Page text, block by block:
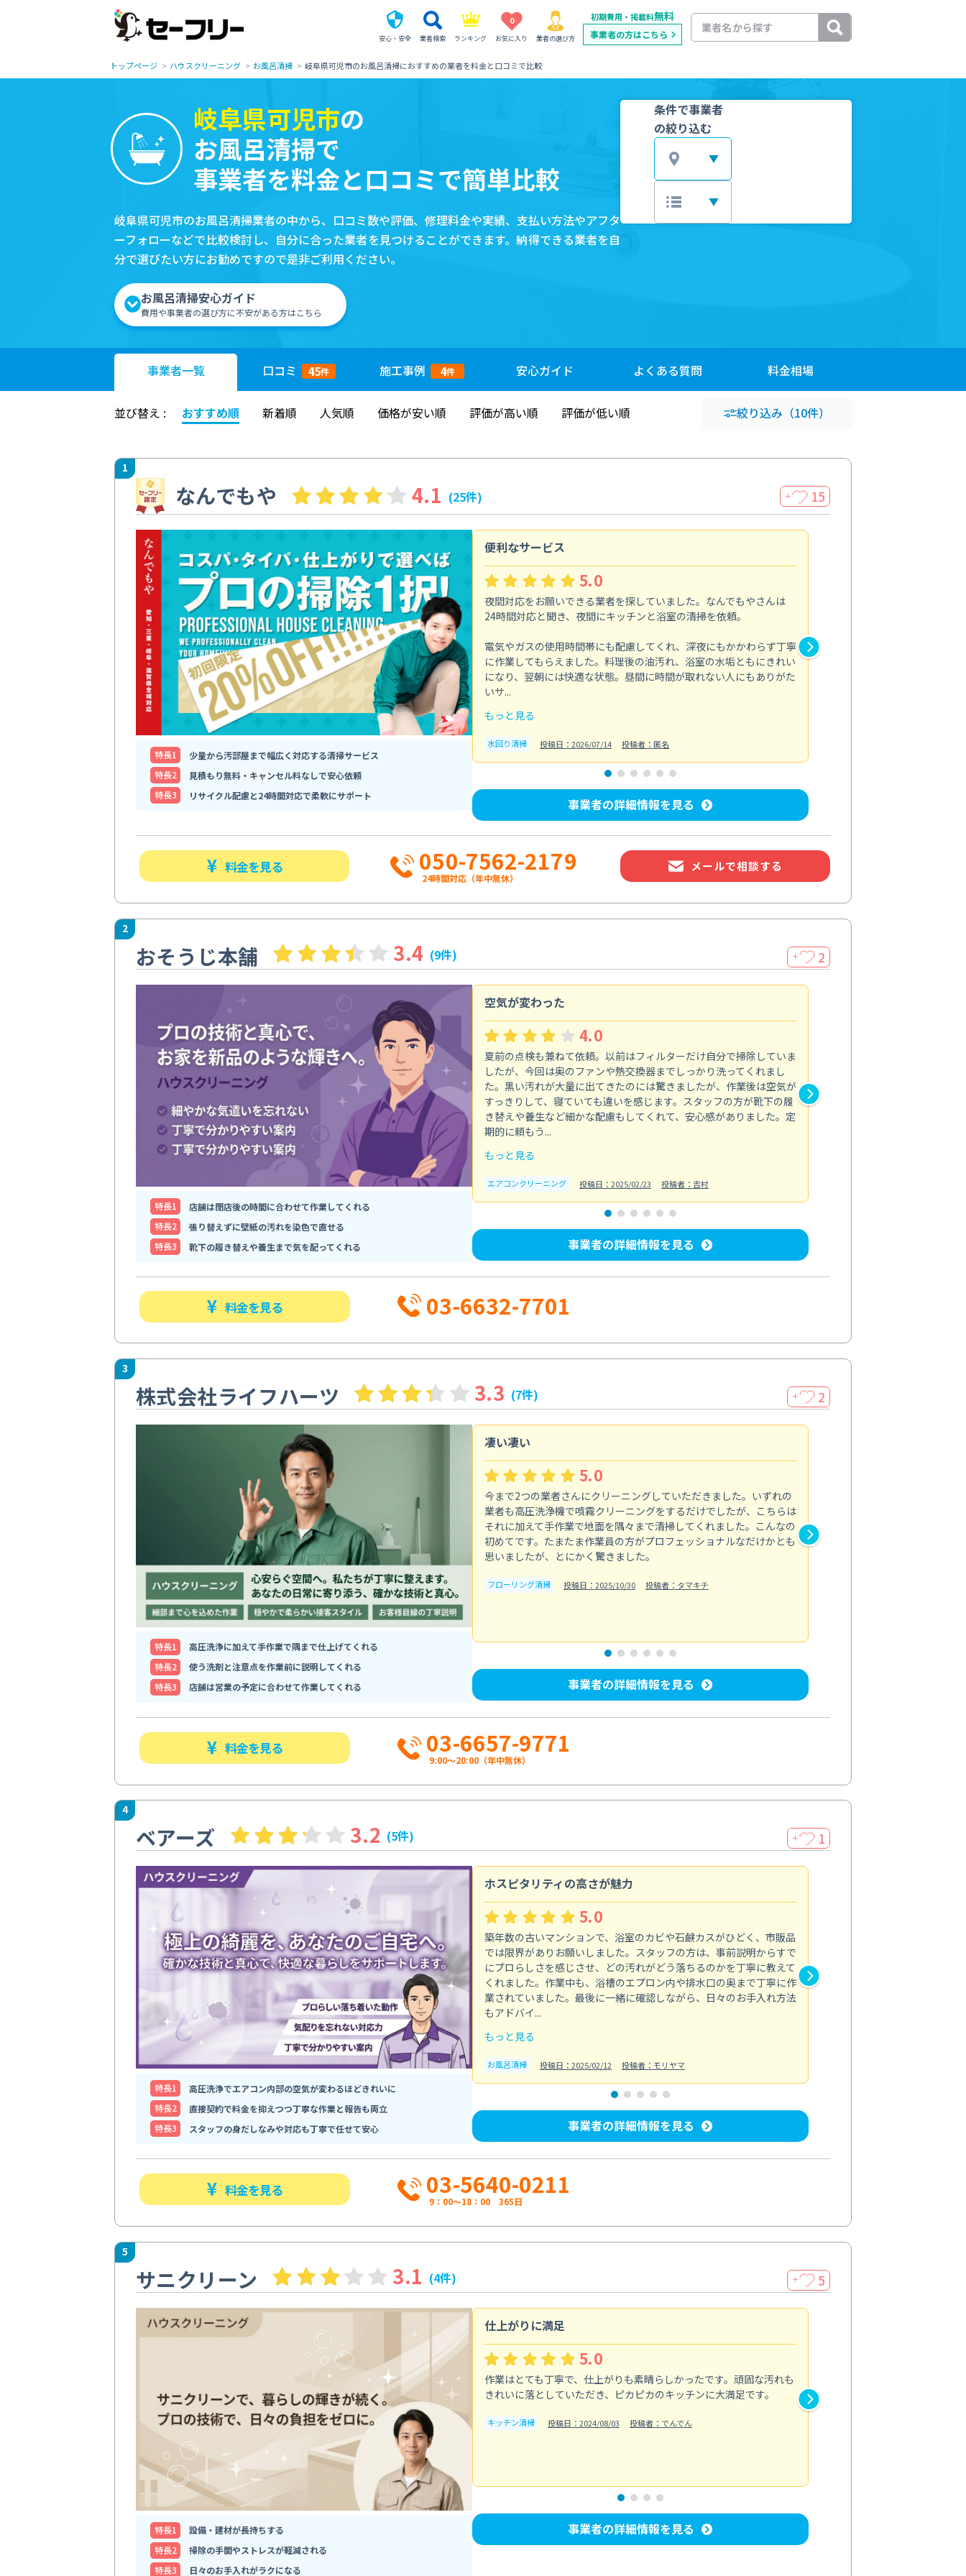
安心・安全 業者検索 ランキング
0
お気に入り 業者の選び方
初期費用・掲載料無料
事業者の方はこちら
トップページ ハウスクリーニング お風呂清掃 岐阜県可児市のお風呂清掃におすすめの業者を料金と口コミで比較
岐阜県可児市の
お風呂清掃で
事業者を料金と口コミで簡単比較
岐阜県可児市のお風呂清掃業者の中から、口コミ数や評価、修理料金や実績、支払い方法やアフタ
ーフォローなどで比較検討し、自分に合った業者を見つけることができます。納得できる業者を自
分で選びたい方にお勧めですので是非ご利用ください。
お風呂清掃安心ガイド
費用や事業者の選び方に不安がある方はこちら
条件で事業者
の絞り込む
事業者一覧 口コミ 45件 施工事例 4件 安心ガイド よくある質問 料金相場
並び替え : おすすめ順 新着順 人気順 価格が安い順 評価が高い順 評価が低い順 絞り込み （10件）
1
なんでもや 4.1 (25件) ＋ 15
特⻑1
少量から汚部屋まで幅広く対応する清掃サービス
特⻑2
見積もり無料・キャンセル料なしで安心依頼
特⻑3
リサイクル配慮と24時間対応で柔軟にサポート
便利なサービス
5.0
夜間対応をお願いできる業者を探していました。なんでもやさんは
24時間対応と聞き、夜間にキッチンと浴室の清掃を依頼。
電気やガスの使用時間帯にも配慮してくれ、深夜にもかかわらず丁寧
に作業してもらえました。料理後の油汚れ、浴室の水垢ともにきれい
になり、翌朝には快適な状態。昼間に時間が取れない人にもありがた
いサ...
もっと見る
水回り清掃 投稿日：2026/07/14 投稿者：匿名
事業者の詳細情報を見る
料金を見る 050-7562-2179
24時間対応（年中無休）
メールで相談する
2
おそうじ本舗 3.4 (9件) ＋ 2
特⻑1
店舗は閉店後の時間に合わせて作業してくれる
特⻑2
張り替えずに壁紙の汚れを染色で直せる
特⻑3
靴下の履き替えや養生まで気を配ってくれる
空気が変わった
4.0
夏前の点検も兼ねて依頼。以前はフィルターだけ自分で掃除していま
したが、今回は奥のファンや熱交換器までしっかり洗ってくれまし
た。黒い汚れが大量に出てきたのには驚きましたが、作業後は空気が
すっきりして、寝ていても違いを感じます。スタッフの方が靴下の履
き替えや養生など細かな配慮もしてくれて、安心感がありました。定
期的に頼もう...
もっと見る
エアコンクリーニング 投稿日：2025/02/23 投稿者：吉村
事業者の詳細情報を見る
料金を見る 03-6632-7701
3
株式会社ライフハーツ 3.3 (7件) ＋ 2
特⻑1
高圧洗浄に加えて手作業で隅まで仕上げてくれる
特⻑2
使う洗剤と注意点を作業前に説明してくれる
特⻑3
店舗は営業の予定に合わせて作業してくれる
凄い凄い
5.0
今まで2つの業者さんにクリーニングしていただきました。いずれの
業者も高圧洗浄機で噴霧クリーニングをするだけでしたが、こちらは
それに加えて手作業で地面を隅々まで清掃してくれました。こんなの
初めてです。たまたま作業員の方がプロフェッショナルなだけかとも
思いましたが、とにかく驚きました。
フローリング清掃 投稿日：2025/10/30 投稿者：タマキチ
事業者の詳細情報を見る
料金を見る 03-6657-9771
9:00～20:00（年中無休）
4
ベアーズ 3.2 (5件) ＋ 1
特⻑1
高圧洗浄でエアコン内部の空気が変わるほどきれいに
特⻑2
直接契約で料金を抑えつつ丁寧な作業と報告も両立
特⻑3
スタッフの身だしなみや対応も丁寧で任せて安心
ホスピタリティの高さが魅力
5.0
築年数の古いマンションで、浴室のカビや石鹸カスがひどく、市販品
では限界がありお願いしました。スタッフの方は、事前説明からすで
にプロらしさを感じさせ、どの汚れがどう落ちるのかを丁寧に教えて
くれました。作業中も、浴槽のエプロン内や排水口の奥まで丁寧に作
業されていました。最後に一緒に確認しながら、日々のお手入れ方法
もアドバイ...
もっと見る
お風呂清掃 投稿日：2025/02/12 投稿者：モリヤマ
事業者の詳細情報を見る
料金を見る 03-5640-0211
9：00～18：00 365日
5
サニクリーン 3.1 (4件) ＋ 5
特⻑1
設備・建材が長持ちする
特⻑2
掃除の手間やストレスが軽減される
特⻑3
日々のお手入れがラクになる
仕上がりに満足
5.0
作業はとても丁寧で、仕上がりも素晴らしかったです。頑固な汚れも
きれいに落としていただき、ピカピカのキッチンに大満足です。
キッチン清掃 投稿日：2024/08/03 投稿者：でんでん
事業者の詳細情報を見る